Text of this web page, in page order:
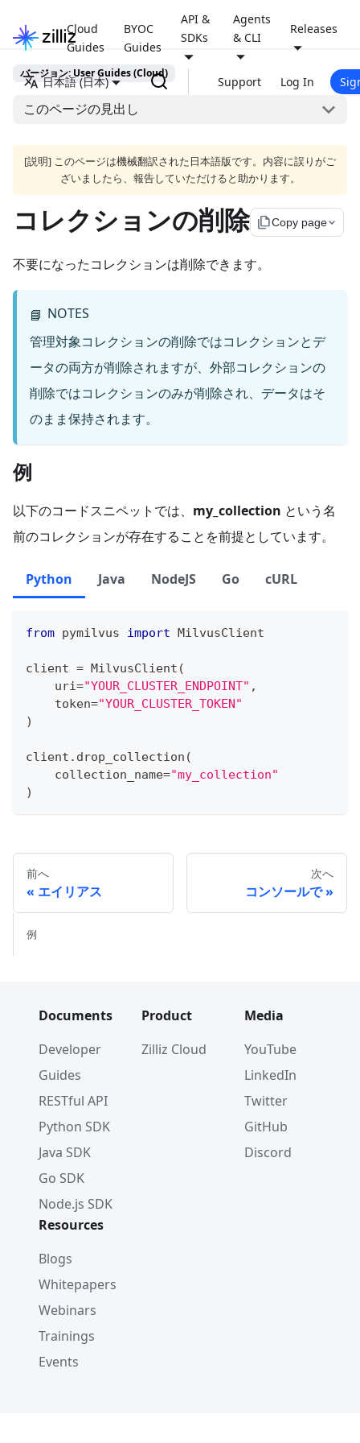
Cloud
Guides
BYOC
Guides
API &
SDKs
Agents
& CLI
Releases
日本語 (日本) Support Log In
バージョン: User Guides (Cloud)
このページの見出し
[説明] このページは機械翻訳された日本語版です。内容に誤りがご
ざいましたら、報告していただけると助かります。
コレクションの削除 file_copyCopy page
不要になったコレクションは削除できます。
📘 NOTES
管理対象コレクションの削除ではコレクションとデ
ータの両方が削除されますが、外部コレクションの
削除ではコレクションのみが削除され、データはそ
のまま保持されます。
例
以下のコードスニペットでは、 my_collection という名
前のコレクションが存在することを前提としています。
Python Java NodeJS Go cURL
from pymilvus import MilvusClient
client = MilvusClient (
    uri
="YOUR_CLUSTER_ENDPOINT" ,
    token
="YOUR_CLUSTER_TOKEN"
)
client . drop_collection (
    collection_name
="my_collection"
)
前へ
エイリアス
次へ
コンソールで
例
Documents
Developer
Guides
RESTful API
Python SDK
Java SDK
Go SDK
Node.js SDK
Product
Zilliz Cloud
Media
YouTube
LinkedIn
Twitter
GitHub
Discord
Resources
Blogs
Whitepapers
Webinars
Trainings
Events